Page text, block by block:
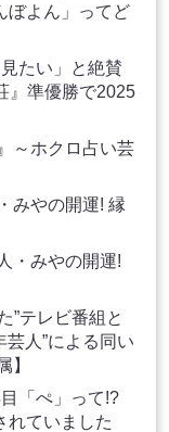
ぼよん」ってど
たい」と絶賛
』準優勝で2025
～ホクロ占い芸
みやの開運! 縁
・みやの開運!
”テレビ番組と
人”による同い
】
「ぺ」って!?
れていました